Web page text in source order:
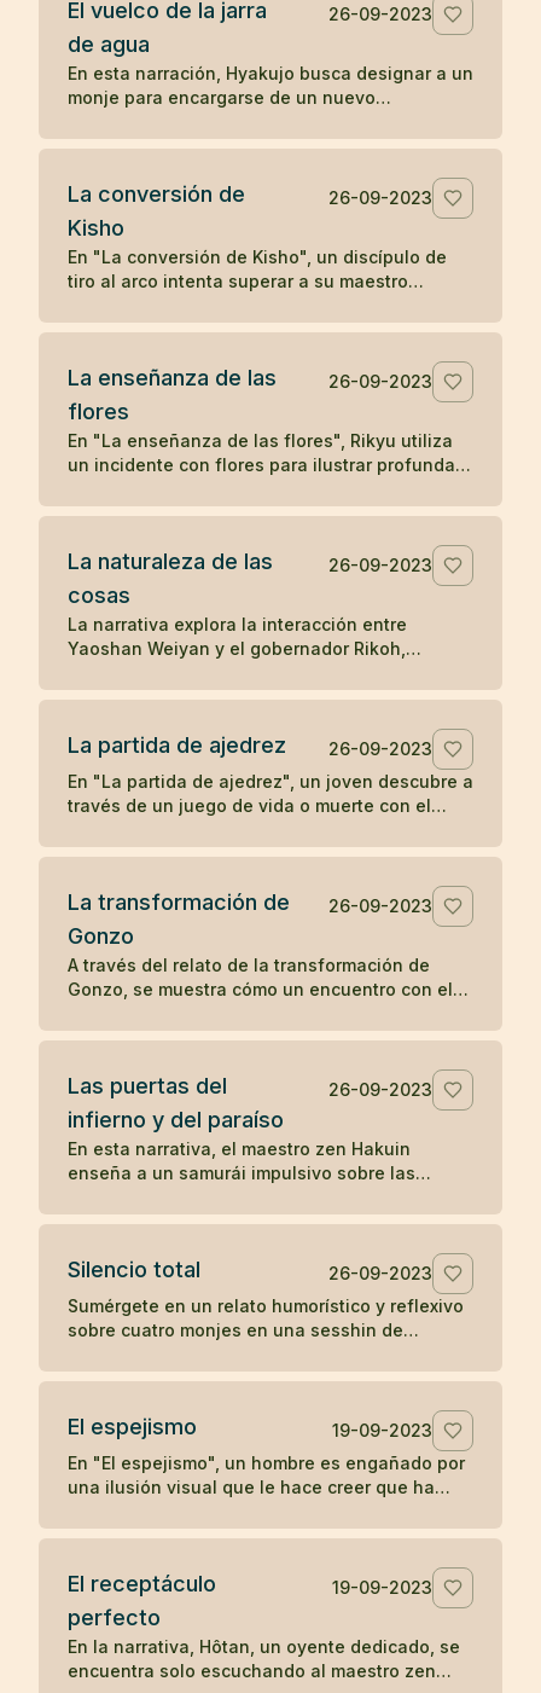
deseo. Solo cuando el leñador olvida su deseo
y se concentra en su tarea presente, el satori
reaparece, subrayando la idea zen de liberarse
de los deseos y vivir en el momento presente
para alcanzar la iluminación.
El vuelco de la jarra
de agua
26-09-2023
En esta narración, Hyakujo busca designar a un
monje para encargarse de un nuevo
una jarra de agua. Mientras los otros monjes
cocinero, actúa volcando la jarra, demostrando
una comprensión no verbal y directa de la
naturaleza de la realidad, lo que le gana la
designación como maestro del nuevo
monasterio. La historia ilustra cómo la acción
valoradas en la tradición zen.
La conversión de
Kisho
26-09-2023
En "La conversión de Kisho", un discípulo de
tiro al arco intenta superar a su maestro
maestro demuestra su habilidad superior
del maestro lleva a una humilde aceptación por
parte del discípulo, solidificando su relación
maestro-discípulo en un vínculo eterno de
respeto y aprendizaje.
La enseñanza de las
flores
26-09-2023
En "La enseñanza de las flores", Rikyu utiliza
un incidente con flores para ilustrar profundas
transitoria de los fenómenos y la interconexión
la transformación y la percepción influyen en
La naturaleza de las
cosas
26-09-2023
La narrativa explora la interacción entre
Yaoshan Weiyan y el gobernador Rikoh,
un poema, la comprensión súbita de Rikoh
sabiduría simple pero profunda del Tao.
La partida de ajedrez
26-09-2023
En "La partida de ajedrez", un joven descubre a
través de un juego de vida o muerte con el
concentración y la compasión son las claves
La transformación de
Gonzo
26-09-2023
A través del relato de la transformación de
Gonzo, se muestra cómo un encuentro con el
colérico barquero, ilustrando el poder del buen
positivo en otros.
Las puertas del
infierno y del paraíso
26-09-2023
En esta narrativa, el maestro zen Hakuin
enseña a un samurái impulsivo sobre las
cómo nuestras reacciones y estados mentales
tormento.
Silencio total
26-09-2023
Sumérgete en un relato humorístico y reflexivo
sobre cuatro monjes en una sesshin de
apagada revelan ironías sobre la disciplina y el
El espejismo
19-09-2023
En "El espejismo", un hombre es engañado por
una ilusión visual que le hace creer que ha
desencadenando un dolor psicosomático. En
era solo el reflejo de un arco, desmitificando
su miedo y recuperando su salud. La narrativa
destaca cómo la mente puede ser engañada
por percepciones erróneas, y cómo el
reconocimiento de la realidad puede aliviar los
El receptáculo
perfecto
19-09-2023
En la narrativa, Hôtan, un oyente dedicado, se
encuentra solo escuchando al maestro zen